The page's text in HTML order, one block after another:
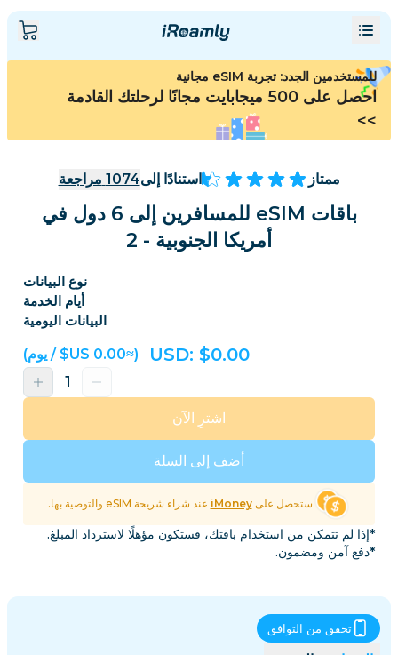
للمستخدمين الجدد: تجربة eSIM مجانية
احصل على 500 ميجابايت مجانًا لرحلتك القادمة
>>
ممتاز استنادًا إلى1074 مراجعة
باقات eSIM للمسافرين إلى 6 دول في
أمريكا الجنوبية - 2
نوع البيانات
أيام الخدمة
البيانات اليومية
USD: $0.00 (≈‏0.00 US$ / يوم)
أضف إلى السلة
اشترِ الآن
ستحصل علىiMoney عند شراء شريحة eSIM والتوصية بها.
*إذا لم تتمكن من استخدام باقتك، فستكون مؤهلًا لاسترداد المبلغ.
*دفع آمن ومضمون.
تحقق من التوافق